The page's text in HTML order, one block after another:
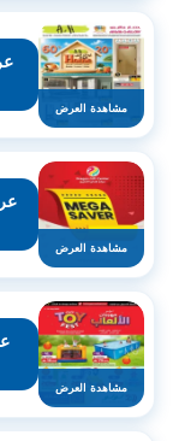
مشاهدة العرض
مشاهدة العرض
مشاهدة العرض